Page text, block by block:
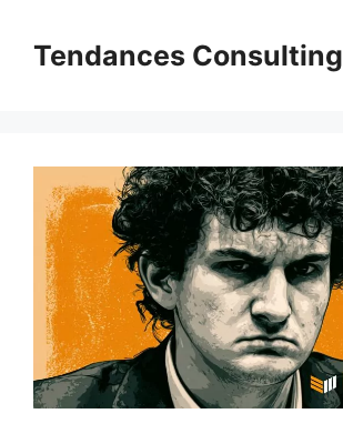
contenuTendances Consulting